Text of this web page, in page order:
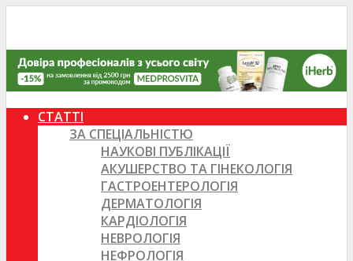
СТАТТІ
ЗА СПЕЦІАЛЬНІСТЮ
НАУКОВІ ПУБЛІКАЦІЇ
АКУШЕРСТВО ТА ГІНЕКОЛОГІЯ
ГАСТРОЕНТЕРОЛОГІЯ
ДЕРМАТОЛОГІЯ
КАРДІОЛОГІЯ
НЕВРОЛОГІЯ
НЕФРОЛОГІЯ